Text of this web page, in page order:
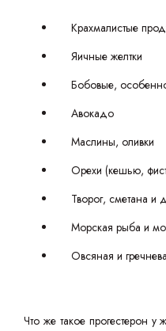
Крахмалистые
Яичные желтки
Бобовые,
Авокадо
Маслины, оливки
Орехи (кешью,
Творог, сметана и
Морская рыба и
Овсяная и
Что же такое прогестерон